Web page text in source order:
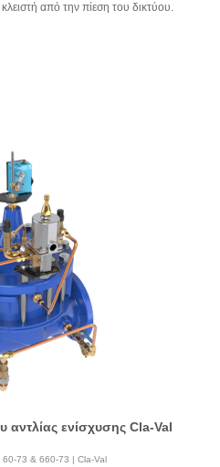
από την πίεση του δικτύου.
αντλίας ενίσχυσης Cla-Val
60-73 & 660-73 | Cla-Val